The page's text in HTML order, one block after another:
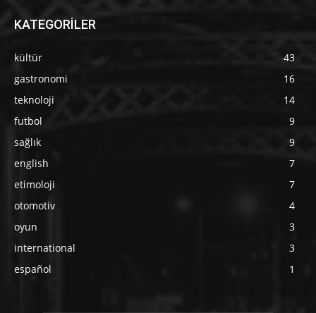
KATEGORİLER
kültür
43
gastronomi
16
teknoloji
14
futbol
9
sağlık
9
english
7
etimoloji
7
otomotiv
4
oyun
3
international
3
español
1